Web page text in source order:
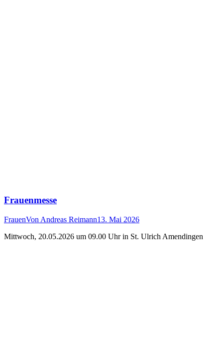
Frauenmesse
FrauenVon Andreas Reimann13. Mai 2026
Mittwoch, 20.05.2026 um 09.00 Uhr in St. Ulrich Amendingen